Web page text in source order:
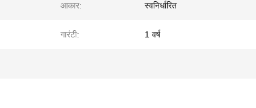
आकार: स्वनिर्धारित
गारंटी: 1 वर्ष